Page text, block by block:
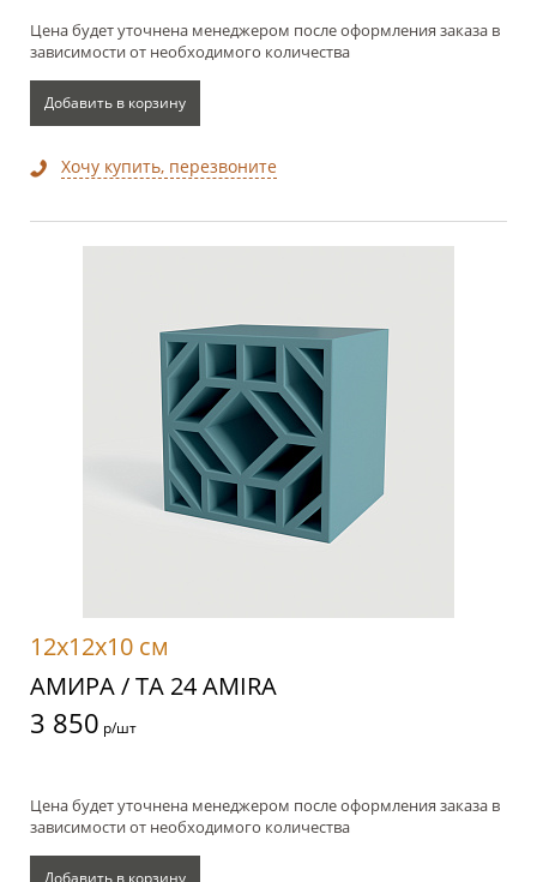
Цена будет уточнена менеджером после оформления заказа в
зависимости от необходимого количества
Добавить в корзину
Хочу купить, перезвоните
12x12x10 см
АМИРА / TA 24 AMIRA
3 850 р/шт
Цена будет уточнена менеджером после оформления заказа в
зависимости от необходимого количества
Добавить в корзину